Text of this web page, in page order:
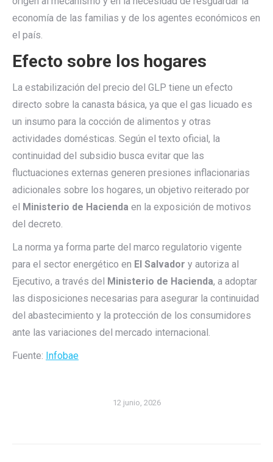
economía de las familias y de los agentes económicos en
el país.
Efecto sobre los hogares
La estabilización del precio del GLP tiene un efecto
directo sobre la canasta básica, ya que el gas licuado es
un insumo para la cocción de alimentos y otras
actividades domésticas. Según el texto oficial, la
continuidad del subsidio busca evitar que las
fluctuaciones externas generen presiones inflacionarias
adicionales sobre los hogares, un objetivo reiterado por
el Ministerio de Hacienda en la exposición de motivos
del decreto.
La norma ya forma parte del marco regulatorio vigente
para el sector energético en El Salvador y autoriza al
Ejecutivo, a través del Ministerio de Hacienda, a adoptar
las disposiciones necesarias para asegurar la continuidad
del abastecimiento y la protección de los consumidores
ante las variaciones del mercado internacional.
Fuente: Infobae
12 junio, 2026